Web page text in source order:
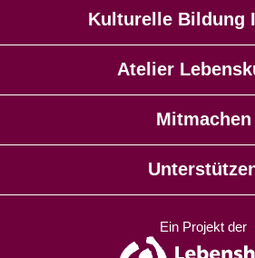
Kulturelle Bildung
Atelier
Mitmachen
Ein Projekt der